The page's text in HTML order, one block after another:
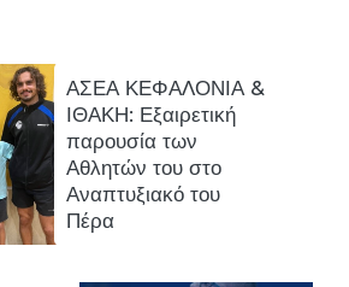
ΑΣΕΑ ΚΕΦΑΛΟΝΙΑ &
ΙΘΑΚΗ: Εξαιρετική
παρουσία των
Αθλητών του στο
Αναπτυξιακό του
Πέρα